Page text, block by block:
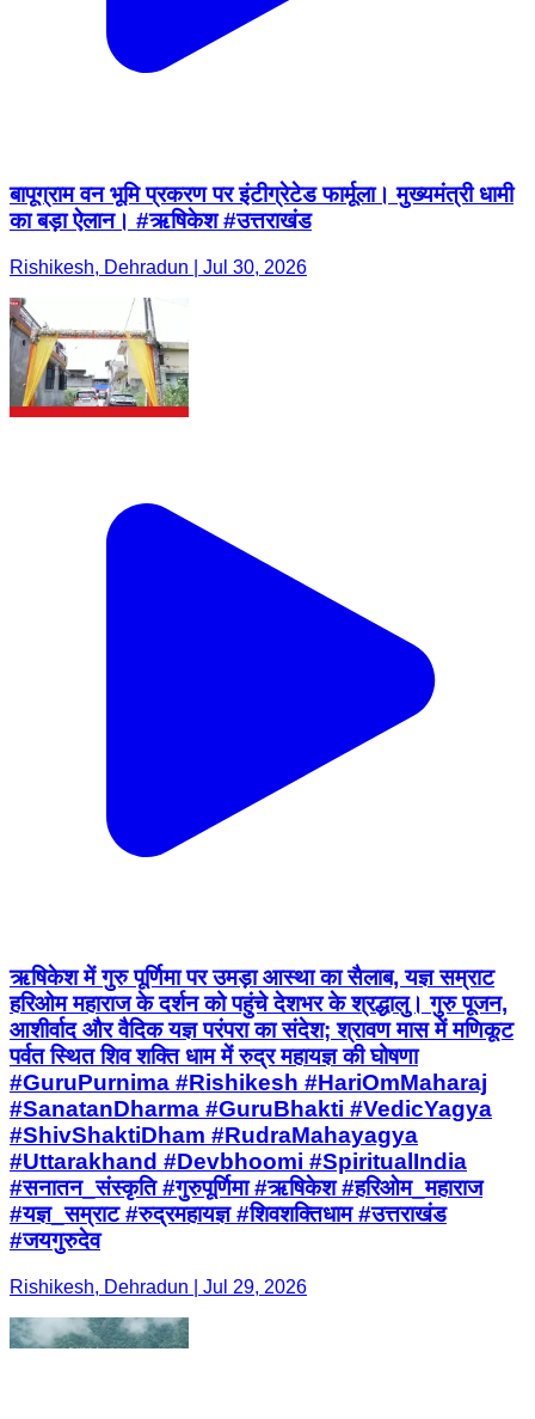
बापूग्राम वन भूमि प्रकरण पर इंटीग्रेटेड फार्मूला। मुख्यमंत्री धामी
का बड़ा ऐलान। #ऋषिकेश #उत्तराखंड
Rishikesh, Dehradun | Jul 30, 2026
ऋषिकेश में गुरु पूर्णिमा पर उमड़ा आस्था का सैलाब, यज्ञ सम्राट
हरिओम महाराज के दर्शन को पहुंचे देशभर के श्रद्धालु। गुरु पूजन,
आशीर्वाद और वैदिक यज्ञ परंपरा का संदेश; श्रावण मास में मणिकूट
पर्वत स्थित शिव शक्ति धाम में रुद्र महायज्ञ की घोषणा
#GuruPurnima #Rishikesh #HariOmMaharaj
#SanatanDharma #GuruBhakti #VedicYagya
#ShivShaktiDham #RudraMahayagya
#Uttarakhand #Devbhoomi #SpiritualIndia
#सनातन_संस्कृति #गुरुपूर्णिमा #ऋषिकेश #हरिओम_महाराज
#यज्ञ_सम्राट #रुद्रमहायज्ञ #शिवशक्तिधाम #उत्तराखंड
#जयगुरुदेव
Rishikesh, Dehradun | Jul 29, 2026